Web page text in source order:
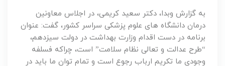
به گزارش وبدا، دکتر سعید کریمی، در اجلاس معاونین
درمان دانشگاه های علوم پزشکی سراسر کشور، گفت: عنوان
برنامه در دست اقدام وزارت بهداشت در دولت سیزدهم،
“طرح عدالت و تعالی نظام سلامت” است، چراکه فسلفه
وجودی ما تکریم ارباب رجوع است و تمام توان ما باید در